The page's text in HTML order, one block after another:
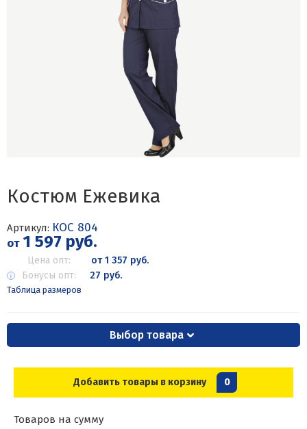
Костюм Ежевика
Артикул: КОС 804
от1 597 руб.
Цена опт:
от 1 357 руб.
Бонусы опт:
27 руб.
Таблица размеров
Выбор товара
Добавить товары в корзину 0
Товаров на сумму